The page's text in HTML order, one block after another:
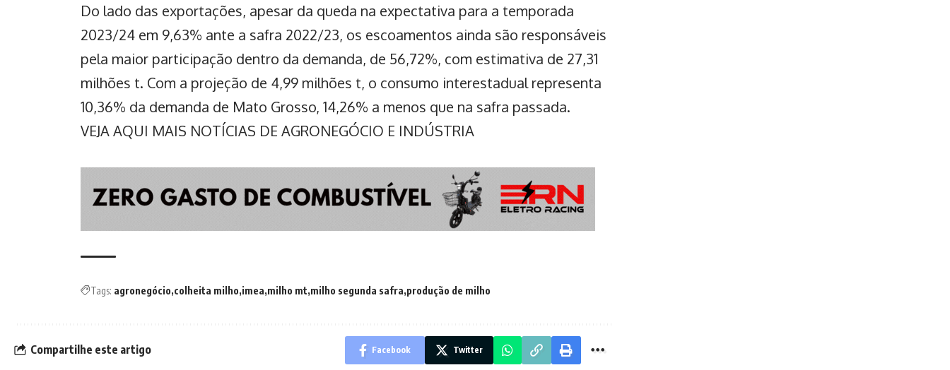
Do lado das exportações, apesar da queda na expectativa para a temporada
2023/24 em 9,63% ante a safra 2022/23, os escoamentos ainda são responsáveis
pela maior participação dentro da demanda, de 56,72%, com estimativa de 27,31
milhões t. Com a projeção de 4,99 milhões t, o consumo interestadual representa
10,36% da demanda de Mato Grosso, 14,26% a menos que na safra passada.
VEJA AQUI MAIS NOTÍCIAS DE AGRONEGÓCIO E INDÚSTRIA
Tags: agronegócio colheita milho imea milho mt milho segunda safra produção de milho
Compartilhe este artigo Facebook Twitter